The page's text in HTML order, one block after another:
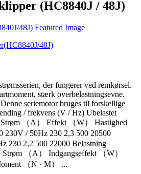
(HC8840J / 48J)
der fungerer ved remkørsel.
stærk overbelastningsevne,
seriemotor bruges til forskellige
/ frekvens (V / Hz) Ubelastet
（A） Effekt （W） Hastighed
230V / 50Hz 230 2,3 500 20500
230 2,2 500 22000 Belastning
（A） Indgangseffekt （W）
（N · M） ...